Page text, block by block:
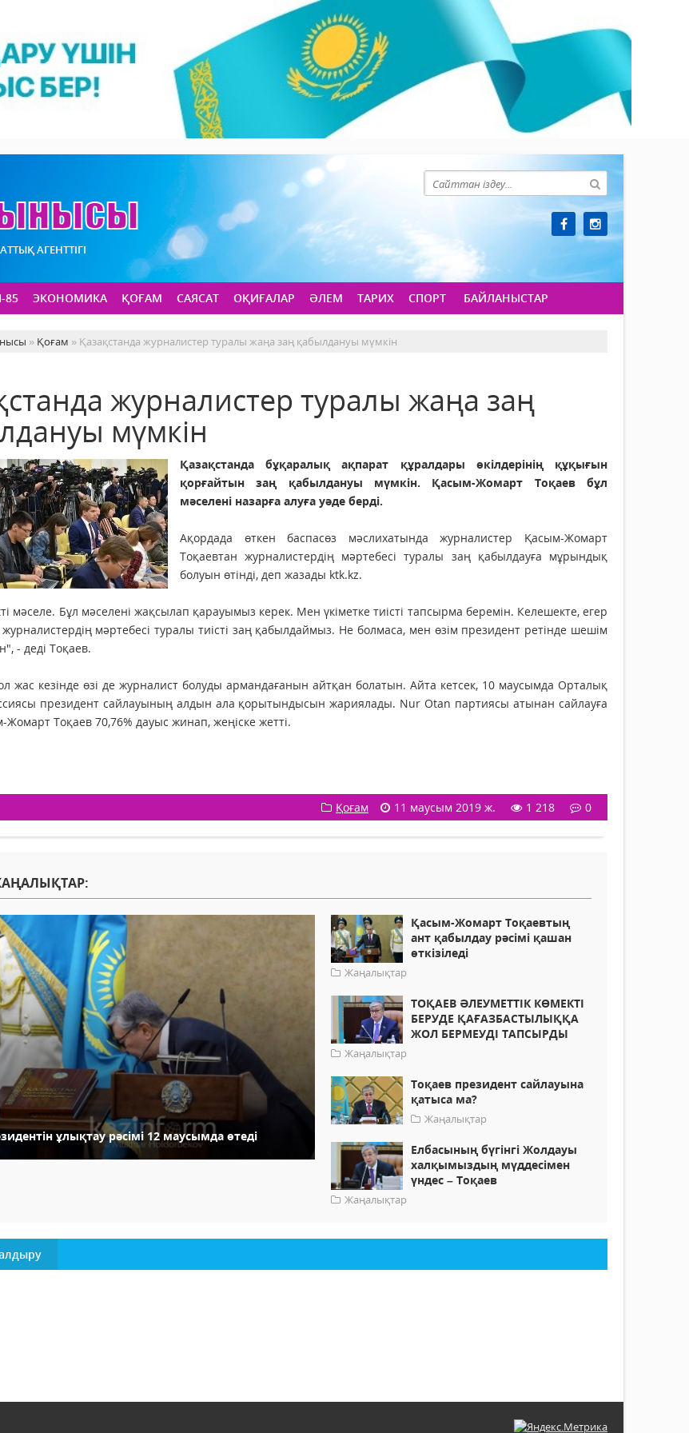
АГЕНТТІГІ
85 ЭКОНОМИКА ҚОҒАМ САЯСАТ ОҚИҒАЛАР ӘЛЕМ ТАРИХ СПОРТ БАЙЛАНЫСТАР
» Қоғам » Қазақстанда журналистер туралы жаңа заң қабылдануы мүмкін
журналистер туралы жаңа заң
мүмкін
Қазақстанда бұқаралық ақпарат құралдары өкілдерінің құқығын
қорғайтын заң қабылдануы мүмкін. Қасым-Жомарт Тоқаев бұл
мәселені назарға алуға уәде берді.
Ақордада өткен баспасөз мәслихатында журналистер Қасым-Жомарт
Тоқаевтан журналистердің мәртебесі туралы заң қабылдауға мұрындық
болуын өтінді, деп жазады ktk.kz.
мәселе. Бұл мәселені жақсылап қарауымыз керек. Мен үкіметке тиісті тапсырма беремін. Келешекте, егер
мәртебесі туралы тиісті заң қабылдаймыз. Не болмаса, мен өзім президент ретінде шешім
- деді Тоқаев.
жас кезінде өзі де журналист болуды армандағанын айтқан болатын. Айта кетсек, 10 маусымда Орталық
президент сайлауының алдын ала қорытындысын жариялады. Nur Otan партиясы атынан сайлауға
Жомарт Тоқаев 70,76% дауыс жинап, жеңіске жетті.
Қоғам 11 маусым 2019 ж. 1 218 0
ұлықтау рәсімі 12 маусымда өтеді
Қасым-Жомарт Тоқаевтың
ант қабылдау рәсімі қашан
өткізіледі
Жаңалықтар
ТОҚАЕВ ӘЛЕУМЕТТІК КӨМЕКТІ
БЕРУДЕ ҚАҒАЗБАСТЫЛЫҚҚА
ЖОЛ БЕРМЕУДІ ТАПСЫРДЫ
Жаңалықтар
Тоқаев президент сайлауына
қатыса ма?
Жаңалықтар
Елбасының бүгінгі Жолдауы
халқымыздың мүддесімен
үндес – Тоқаев
Жаңалықтар